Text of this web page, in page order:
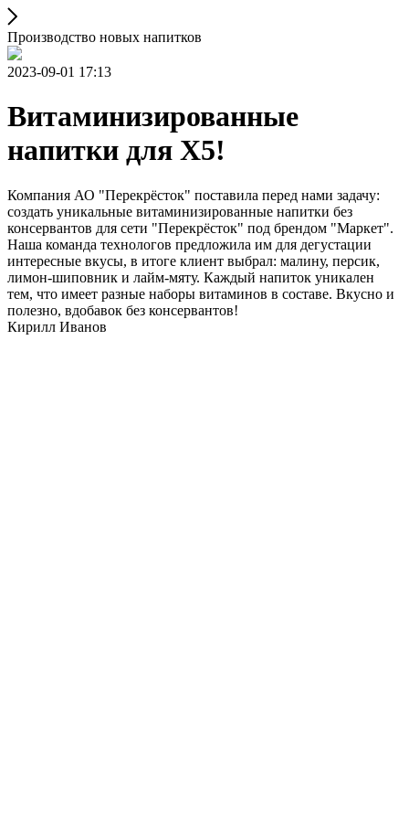
Производство новых напитков
2023-09-01 17:13
Витаминизированные
напитки для X5!
Компания АО "Перекрёсток" поставила перед нами задачу:
создать уникальные витаминизированные напитки без
консервантов для сети "Перекрёсток" под брендом "Маркет".
Наша команда технологов предложила им для дегустации
интересные вкусы, в итоге клиент выбрал: малину, персик,
лимон-шиповник и лайм-мяту. Каждый напиток уникален
тем, что имеет разные наборы витаминов в составе. Вкусно и
полезно, вдобавок без консервантов!
Кирилл Иванов